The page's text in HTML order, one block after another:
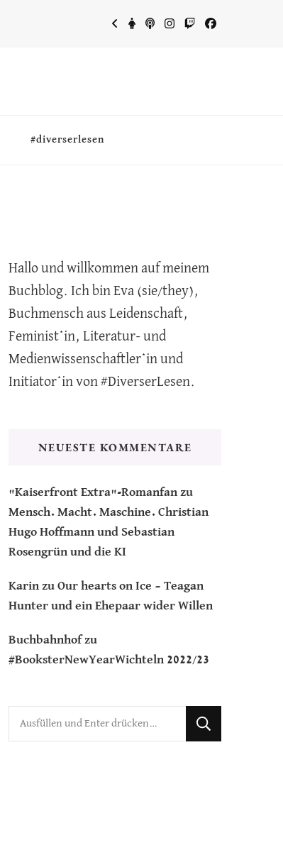
#diverserlesen
Hallo und willkommen auf meinem
Buchblog. Ich bin Eva (sie/they),
Buchmensch aus Leidenschaft,
Feminist*in, Literatur- und
Medienwissenschaftler*in und
Initiator*in von #DiverserLesen.
NEUESTE KOMMENTARE
"Kaiserfront Extra"-Romanfan zu
Mensch. Macht. Maschine. Christian
Hugo Hoffmann und Sebastian
Rosengrün und die KI
Karin zu Our hearts on Ice – Teagan
Hunter und ein Ehepaar wider Willen
Buchbahnhofzu
#BooksterNewYearWichteln 2022/23
Suchst
du